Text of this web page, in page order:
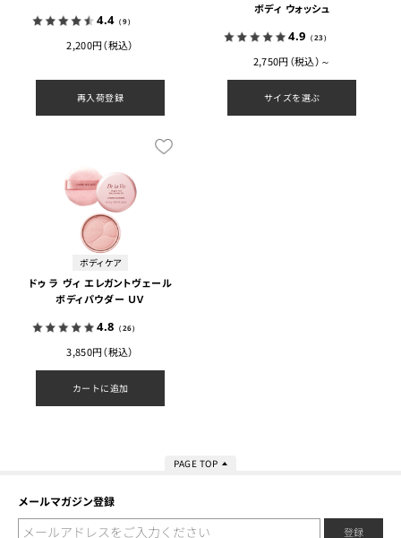
4.4 （9）
2,200円（税込）
再入荷登録
ボディ ウォッシュ
4.9 （23）
2,750円（税込）～
サイズを選ぶ
ボディケア
ドゥ ラ ヴィ エレガントヴェール
ボディパウダー ＵＶ
4.8 （26）
3,850円（税込）
カートに追加
PAGE TOP
メールマガジン登録
登録